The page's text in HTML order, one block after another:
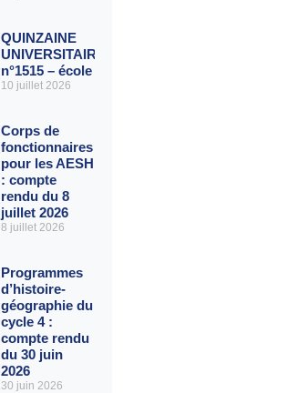
QUINZAINE
UNIVERSITAIRE
n°1515 – école
10 juillet 2026
Corps de
fonctionnaires
pour les AESH
: compte
rendu du 8
juillet 2026
8 juillet 2026
Programmes
d’histoire-
géographie du
cycle 4 :
compte rendu
du 30 juin
2026
30 juin 2026